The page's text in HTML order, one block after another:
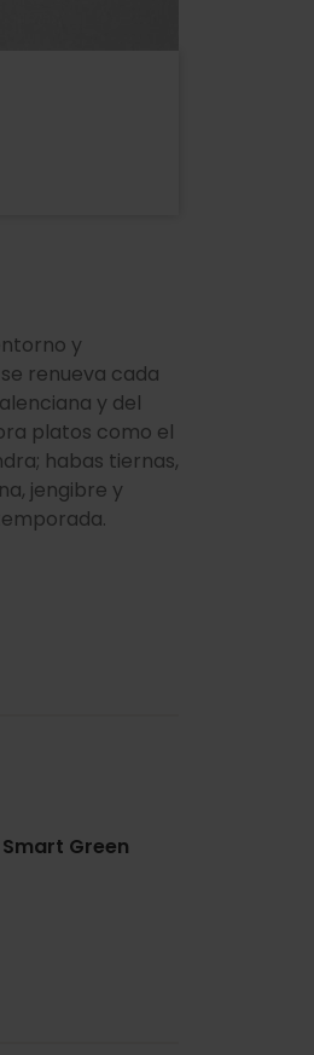
y
renueva cada
y del
platos como el
habas tiernas,
jengibre y
Smart Green